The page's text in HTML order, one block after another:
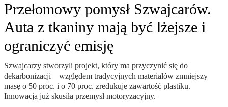
Przełomowy pomysł Szwajcarów.
Auta z tkaniny mają być lżejsze i
ograniczyć emisję
Szwajcarzy stworzyli projekt, który ma przyczynić się do
dekarbonizacji – względem tradycyjnych materiałów zmniejszy
masę o 50 proc. i o 70 proc. zredukuje zawartość plastiku.
Innowacja już skusiła przemysł motoryzacyjny.